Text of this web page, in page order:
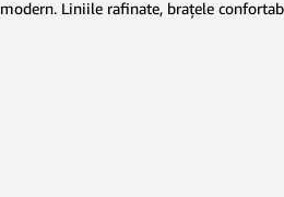
Liniile rafinate, brațele